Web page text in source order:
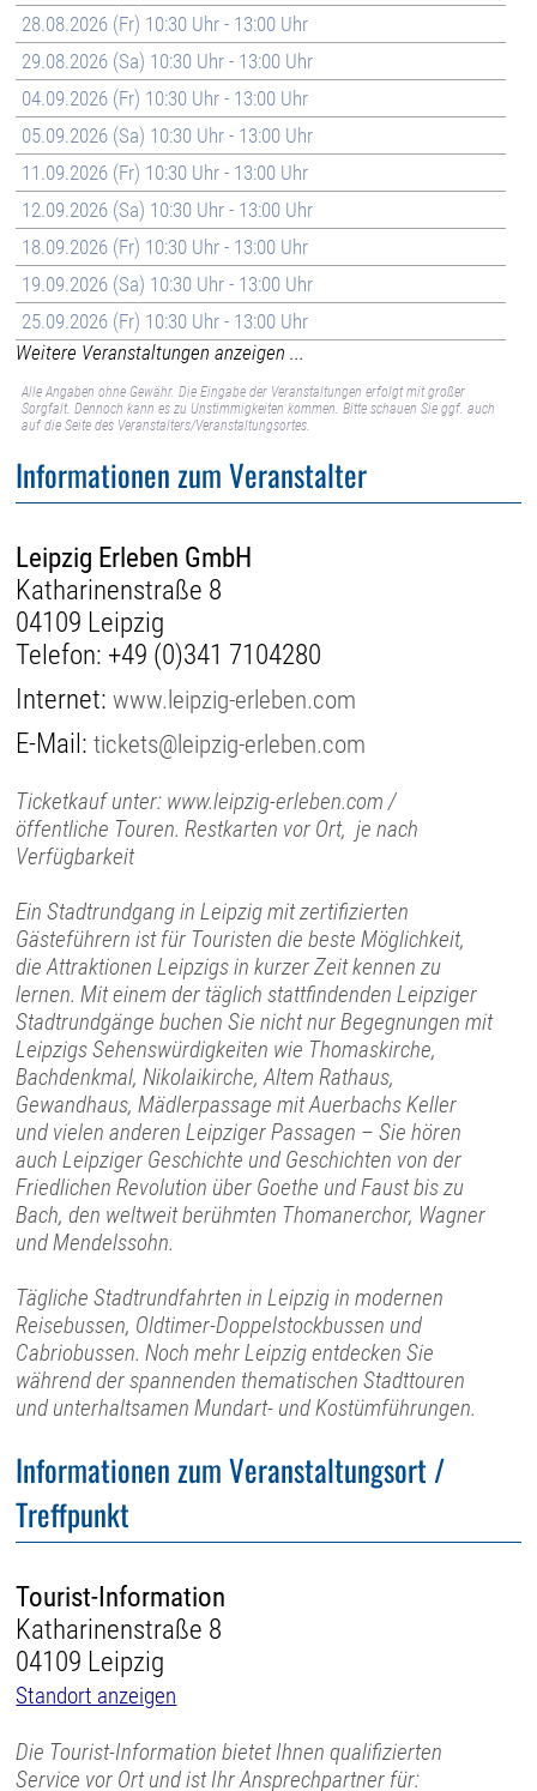
28.08.2026 (Fr) 10:30 Uhr - 13:00 Uhr
29.08.2026 (Sa) 10:30 Uhr - 13:00 Uhr
04.09.2026 (Fr) 10:30 Uhr - 13:00 Uhr
05.09.2026 (Sa) 10:30 Uhr - 13:00 Uhr
11.09.2026 (Fr) 10:30 Uhr - 13:00 Uhr
12.09.2026 (Sa) 10:30 Uhr - 13:00 Uhr
18.09.2026 (Fr) 10:30 Uhr - 13:00 Uhr
19.09.2026 (Sa) 10:30 Uhr - 13:00 Uhr
25.09.2026 (Fr) 10:30 Uhr - 13:00 Uhr
Weitere Veranstaltungen anzeigen ...
Alle Angaben ohne Gewähr. Die Eingabe der Veranstaltungen erfolgt mit großer
Sorgfalt. Dennoch kann es zu Unstimmigkeiten kommen. Bitte schauen Sie ggf. auch
auf die Seite des Veranstalters/Veranstaltungsortes.
Informationen zum Veranstalter
Leipzig Erleben GmbH
Katharinenstraße 8
04109 Leipzig
Telefon: +49 (0)341 7104280
Internet:www.leipzig-erleben.com
E-Mail:tickets@leipzig-erleben.com
Ticketkauf unter: www.leipzig-erleben.com /
öffentliche Touren. Restkarten vor Ort, je nach
Verfügbarkeit
Ein Stadtrundgang in Leipzig mit zertifizierten
Gästeführern ist für Touristen die beste Möglichkeit,
die Attraktionen Leipzigs in kurzer Zeit kennen zu
lernen. Mit einem der täglich stattfindenden Leipziger
Stadtrundgänge buchen Sie nicht nur Begegnungen mit
Leipzigs Sehenswürdigkeiten wie Thomaskirche,
Bachdenkmal, Nikolaikirche, Altem Rathaus,
Gewandhaus, Mädlerpassage mit Auerbachs Keller
und vielen anderen Leipziger Passagen – Sie hören
auch Leipziger Geschichte und Geschichten von der
Friedlichen Revolution über Goethe und Faust bis zu
Bach, den weltweit berühmten Thomanerchor, Wagner
und Mendelssohn.
Tägliche Stadtrundfahrten in Leipzig in modernen
Reisebussen, Oldtimer-Doppelstockbussen und
Cabriobussen. Noch mehr Leipzig entdecken Sie
während der spannenden thematischen Stadttouren
und unterhaltsamen Mundart- und Kostümführungen.
Informationen zum Veranstaltungsort /
Treffpunkt
Tourist-Information
Katharinenstraße 8
04109 Leipzig
Standort anzeigen
Die Tourist-Information bietet Ihnen qualifizierten
Service vor Ort und ist Ihr Ansprechpartner für: